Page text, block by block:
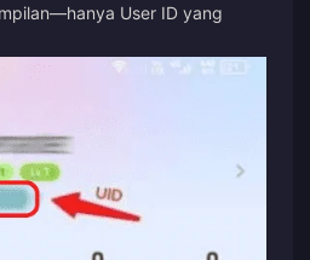
User ID yang